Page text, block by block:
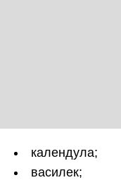
календула;
василек;